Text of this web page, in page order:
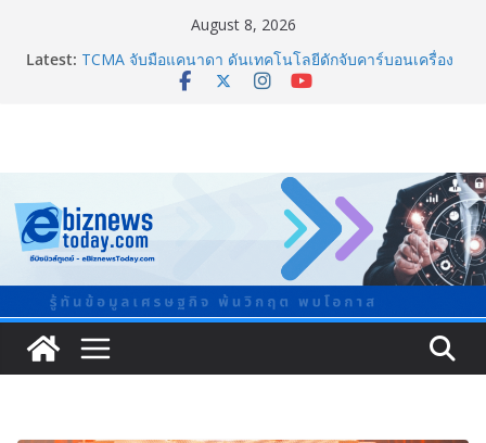
August 8, 2026
Latest:
Guangzhou Yinghao School เผยวิสัยทัศน์การศึกษาที่
พร้อมรับอนาคต
TCMA จับมือแคนาดา ดันเทคโนโลยีดักจับคาร์บอนเครื่อง
ภาครัฐ-เอกชนจับมือสัมมนาใหญ่ ยกระดับอุตสาหกรรมเซ
รามิกไทยสู่สากล พร้อมชวนผู้ประกอบไทยร่วมงาน
“Ceramics Vietnam & Stone Vietnam 2026”
อลิอันซ์ อยุธยา ส่งเสริมคนไทยเตรียมพร้อมรับมือวิกฤต
เปิดพื้นที่ “Level Up the Care by Allianz Ayudhya
นิทรรศการยกระดับ…ความเป็นห่วง” ในงาน Hug